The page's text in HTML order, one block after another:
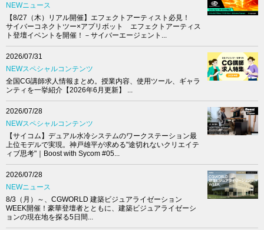
NEWニュース
【8/27（木）リアル開催】エフェクトアーティスト必見！
サイバーコネクトツー×アプリボット エフェクトアーティス
ト登壇イベントを開催！－サイバーエージェント...
2026/07/31
NEWスペシャルコンテンツ
全国CG講師求人情報まとめ。授業内容、使用ツール、ギャラ
ンティを一挙紹介【2026年6月更新】 ...
2026/07/28
NEWスペシャルコンテンツ
【サイコム】デュアル水冷システムのワークステーション最
上位モデルで実現。神戸雄平が求める"途切れないクリエイテ
ィブ思考"｜Boost with Sycom #05...
2026/07/28
NEWニュース
8/3（月）～、CGWORLD 建築ビジュアライゼーション
WEEK開催！豪華登壇者とともに、建築ビジュアライゼーシ
ョンの現在地を探る5日間...